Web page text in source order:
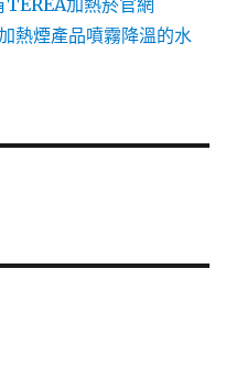
加熱菸官網
熱煙產品噴霧降溫的水